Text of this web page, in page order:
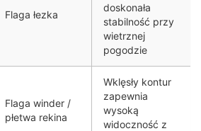
Flaga łezka
doskonała
stabilność przy
wietrznej
pogodzie
Flaga winder /
płetwa rekina
Wklęsły kontur
zapewnia
wysoką
widoczność z